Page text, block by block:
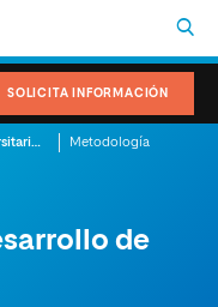
SOLICITA INFORMACIÓN
Máster Universitario en Diseño Industrial y Desarrollo de Producto Metodología
de